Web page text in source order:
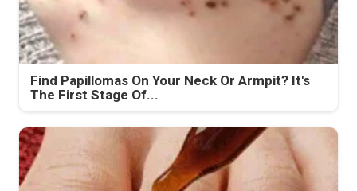
Find Papillomas On Your Neck Or Armpit? It's
The First Stage Of...